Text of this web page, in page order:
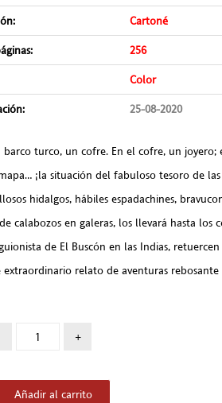
Cartoné
256
Color
25-08-2020
turco, un cofre. En el cofre, un
¡la situación del fabuloso tesoro de
hidalgos, hábiles espadachines,
calabozos en galeras, los llevará hasta los
de El Buscón en las Indias,
extraordinario relato de aventuras
Añadir al carrito